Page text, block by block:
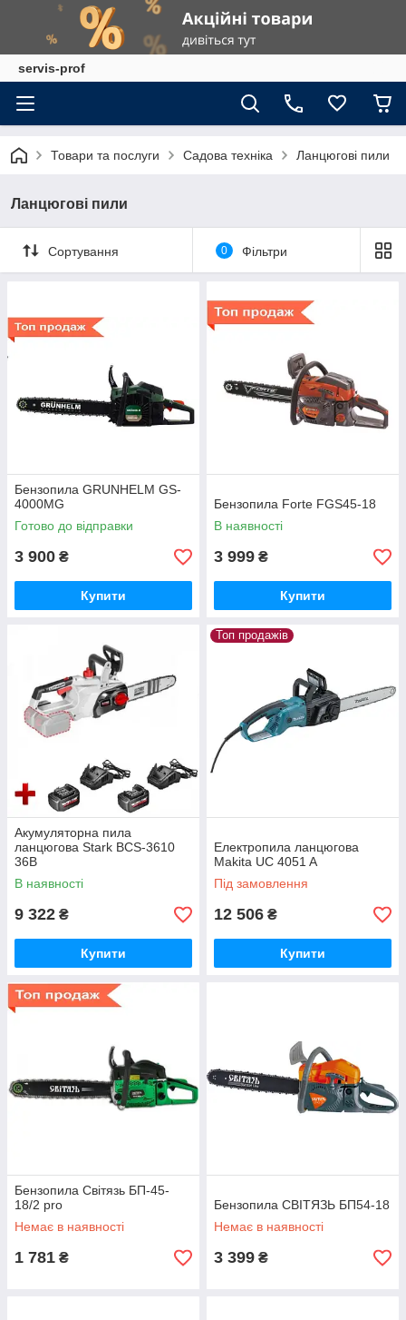
servis-prof
Товари та послуги Садова техніка Ланцюгові пили
Ланцюгові пили
Сортування 0 Фільтри
Бензопила GRUNHELM GS-
4000MG
Готово до відправки
3 900 ₴
Купити
Бензопила Forte FGS45-18
В наявності
3 999 ₴
Купити
Акумуляторна пила
ланцюгова Stark BCS-3610
36В
В наявності
9 322 ₴
Купити
Топ продажів
Електропила ланцюгова
Makita UC 4051 A
Під замовлення
12 506 ₴
Купити
Бензопила Світязь БП-45-
18/2 pro
Немає в наявності
1 781 ₴
Бензопила СВІТЯЗЬ БП54-18
Немає в наявності
3 399 ₴